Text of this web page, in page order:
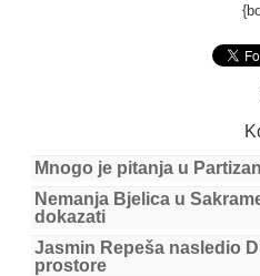
Mnogo je pitanja u
Nemanja Bjelica u
dokazati
Jasmin Repeša nasledio
prostore